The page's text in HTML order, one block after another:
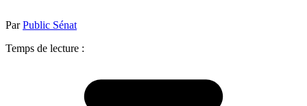
ParPublic Sénat
Temps de lecture :